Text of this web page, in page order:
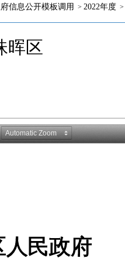
信息公开模板调用 > 2022年度 >
晖区